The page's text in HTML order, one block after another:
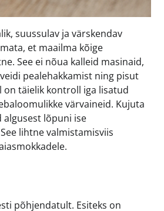
suussulav ja värskendav
et maailma kõige
See ei nõua kalleid masinaid,
pealehakkamist ning pisut
on täielik kontroll iga lisatud
värvaineid. Kujuta
algusest lõpuni ise
lihtne valmistamisviis
põhjendatult. Esiteks on